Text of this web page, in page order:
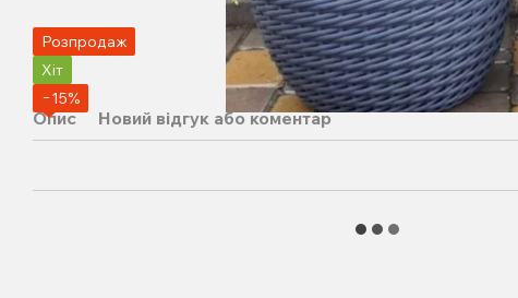
Розпродаж
Хіт
−15%
Опис Новий відгук або коментар